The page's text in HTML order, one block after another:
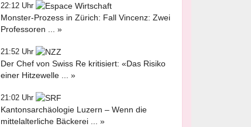
22:12 Uhr
Monster-Prozess in Zürich: Fall Vincenz: Zwei
Professoren ... »
21:52 Uhr
Der Chef von Swiss Re kritisiert: «Das Risiko
einer Hitzewelle ... »
21:02 Uhr
Kantonsarchäologie Luzern – Wenn die
mittelalterliche Bäckerei ... »